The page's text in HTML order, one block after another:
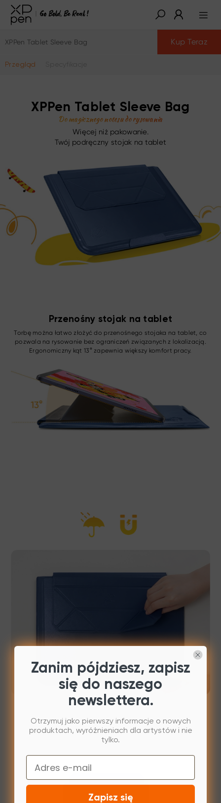
XPPen Tablet Sleeve Bag
Przegląd
Kup Teraz
XPPen Tablet Sleeve Bag
Do magicznego notesu do rysowania
Więcej niż pakowanie.
Twój podręczny stojak na tablet
Przenośny stojak na tablet
Torbę można łatwo złożyć do przenośnego stojaka na tablet, co
pozwala na rysowanie bez ograniczeń związanych z lokalizacją.
Ergonomiczny kąt 13° zapewnia większy komfort pracy.
Zanim pójdziesz, zapisz
się do naszego
newslettera.
Otrzymuj jako pierwszy informacje o nowych
produktach, wyróżnieniach dla artystów i nie
tylko.
Email
Zapisz się